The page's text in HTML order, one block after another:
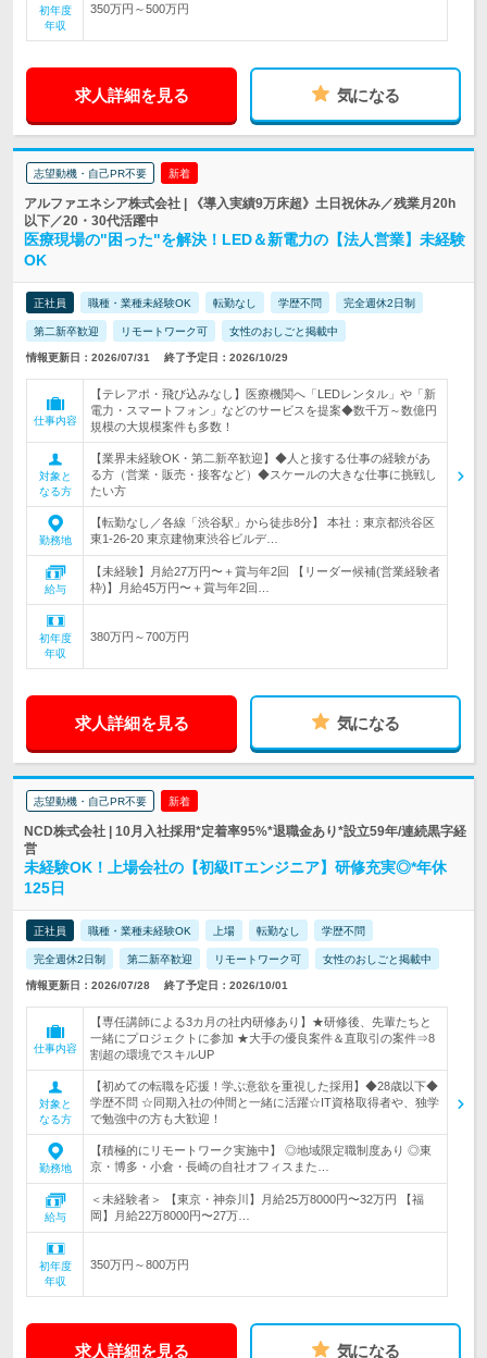
初年度
年収
350万円～500万円
求人詳細を見る 気になる
志望動機・自己PR不要 新着
アルファエネシア株式会社 | 《導入実績9万床超》土日祝休み／残業月20h
以下／20・30代活躍中
医療現場の"困った"を解決！LED＆新電力の【法人営業】未経験
OK
正社員 職種・業種未経験OK 転勤なし 学歴不問 完全週休2日制
第二新卒歓迎 リモートワーク可 女性のおしごと掲載中
情報更新日：2026/07/31 終了予定日：2026/10/29
仕事内容
【テレアポ・飛び込みなし】医療機関へ「LEDレンタル」や「新
電力・スマートフォン」などのサービスを提案◆数千万～数億円
規模の大規模案件も多数！
対象と
なる方
【業界未経験OK・第二新卒歓迎】◆人と接する仕事の経験があ
る方（営業・販売・接客など）◆スケールの大きな仕事に挑戦し
たい方
勤務地
【転勤なし／各線「渋谷駅」から徒歩8分】 本社：東京都渋谷区
東1-26-20 東京建物東渋谷ビルデ…
給与
【未経験】月給27万円〜＋賞与年2回 【リーダー候補(営業経験者
枠)】月給45万円〜＋賞与年2回…
初年度
年収
380万円～700万円
求人詳細を見る 気になる
志望動機・自己PR不要 新着
NCD株式会社 | 10月入社採用*定着率95%*退職金あり*設立59年/連続黒字経
営
未経験OK！上場会社の【初級ITエンジニア】研修充実◎*年休
125日
正社員 職種・業種未経験OK 上場 転勤なし 学歴不問
完全週休2日制 第二新卒歓迎 リモートワーク可 女性のおしごと掲載中
情報更新日：2026/07/28 終了予定日：2026/10/01
仕事内容
【専任講師による3カ月の社内研修あり】★研修後、先輩たちと
一緒にプロジェクトに参加 ★大手の優良案件＆直取引の案件⇒8
割超の環境でスキルUP
対象と
なる方
【初めての転職を応援！学ぶ意欲を重視した採用】◆28歳以下◆
学歴不問 ☆同期入社の仲間と一緒に活躍☆IT資格取得者や、独学
で勉強中の方も大歓迎！
勤務地
【積極的にリモートワーク実施中】 ◎地域限定職制度あり ◎東
京・博多・小倉・長崎の自社オフィスまた…
給与
＜未経験者＞ 【東京・神奈川】月給25万8000円〜32万円 【福
岡】月給22万8000円〜27万…
初年度
年収
350万円～800万円
求人詳細を見る 気になる